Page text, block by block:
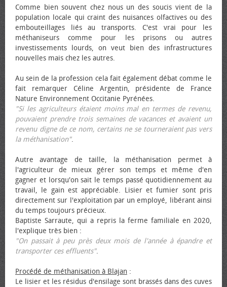
Comme bien souvent chez nous un des soucis vient de la
population locale qui craint des nuisances olfactives ou des
embouteillages liés au transports. C'est vrai pour les
méthaniseurs comme pour les prisons ou autres
investissements lourds, on veut bien des infrastructures
nouvelles mais chez les autres.
Au sein de la profession cela fait également débat comme le
fait remarquer Céline Argentin, présidente de France
Nature Environnement Occitanie Pyrénées.
"Si les agriculteurs étaient moins mal en termes de revenu,
pouvaient prendre trois semaines de vacances et avaient un
revenu digne de ce nom, certains ne se tourneraient pas vers
la méthanisation".
Autre avantage de taille, la méthanisation permet à
l'agriculteur de mieux gérer son temps et même d'en
gagner et lorsqu'on sait le temps passé quotidiennement au
travail, le gain est appréciable. Lisier et fumier sont pris
directement sur l'exploitation par un employé, libérant ainsi
du temps toujours précieux.
Baptiste Sarraute, qui a repris la ferme familiale en 2020,
l'explique très bien :
"On passait à peu près deux mois de l'année à épandre et
transporter ces effluents".
Procédé de méthanisation à Blajan :
Le lisier et les résidus d'ensilage sont brassés dans des cuves